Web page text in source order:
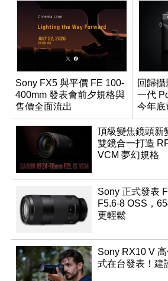
Sony FX5 與平價 FE 100-
400mm 發表會前夕規格與
售價全面流出
回歸
一代
今年底
頂級變焦鏡頭新
雙鏡合一打造
VCM 夢幻規格
Sony 正式發表
F5.6-8 OSS，
更輕鬆
Sony RX10 V
式在台發表！建